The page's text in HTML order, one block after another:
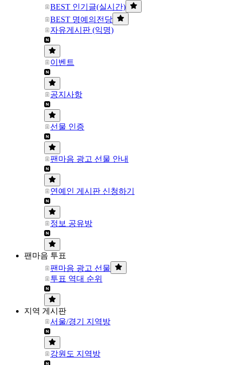
BEST 인기글(실시간)
BEST 명예의전당
자유게시판 (익명)
이벤트
공지사항
선물 인증
팬마음 광고 선물 안내
연예인 게시판 신청하기
정보 공유방
팬마음 투표
팬마음 광고 선물
투표 역대 순위
지역 게시판
서울/경기 지역방
강원도 지역방